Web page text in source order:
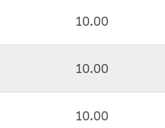
10.00
10.00
10.00